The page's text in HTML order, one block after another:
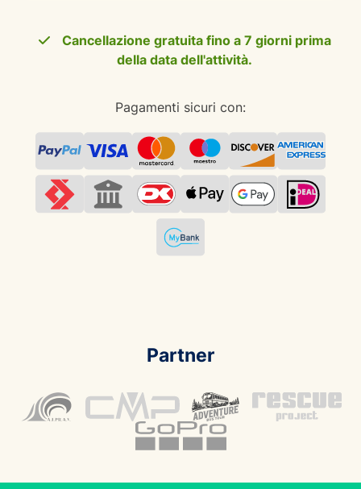
Cancellazione gratuita fino a 7 giorni prima
della data dell'attività.
Pagamenti sicuri con:
Partner